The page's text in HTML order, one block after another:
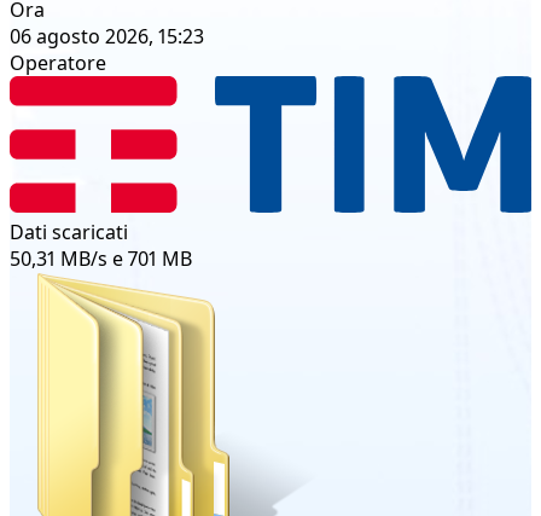
Ora
06 agosto 2026, 15:23
Operatore
Dati scaricati
50,31 MB/s e 701 MB